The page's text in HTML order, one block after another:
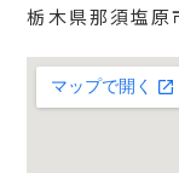
栃木県那須塩原